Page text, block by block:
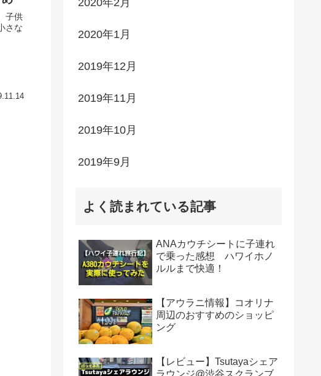
子供
さな
2020年1月
2019年12月
2019年11月
2019年10月
2019年9月
よく読まれている記事
ANAカウチシートに子連れ
で乗った感想 ハワイホノ
ルルまで快適！
【アウラニ情報】コオリナ
周辺のおすすめのショッピ
ング
【レビュー】Tsutayaシェア
ラウンジ@渋谷スクランブ